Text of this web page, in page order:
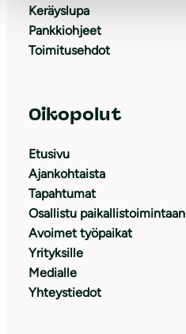
Keräyslupa
Pankkiohjeet
Toimitusehdot
Oikopolut
Etusivu
Ajankohtaista
Tapahtumat
Osallistu paikallistoimintaan
Avoimet työpaikat
Yrityksille
Medialle
Yhteystiedot